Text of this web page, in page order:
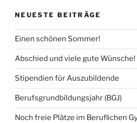
NEUESTE BEITRÄGE
Einen schönen Sommer!
Abschied und viele gute Wünsche!
Stipendien für Auszubildende
Berufsgrundbildungsjahr (BGJ)
Noch freie Plätze im Beruflichen